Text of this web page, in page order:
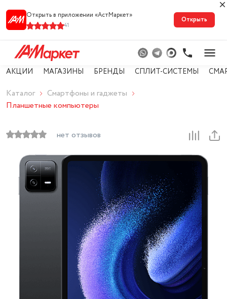
Открыть в приложении «АстМарке‪т‬»
41
Открыть
АКЦИИ МАГАЗИНЫ БРЕНДЫ СПЛИТ-СИСТЕМЫ
Каталог
Смартфоны и гаджеты
Планшетные компьютеры
нет отзывов